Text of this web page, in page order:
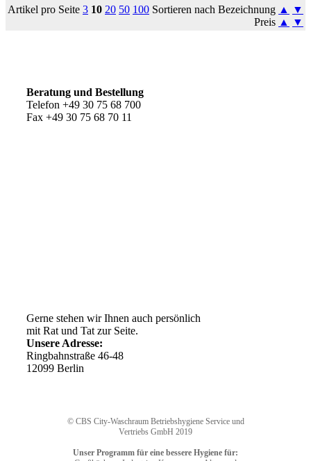
Artikel pro Seite 3 10 20 50 100 Sortieren nach Bezeichnung ▲
▼
Preis ▲ ▼
Beratung und Bestellung
Telefon +49 30 75 68 700
Fax +49 30 75 68 70 11
Gerne stehen wir Ihnen auch persönlich
mit Rat und Tat zur Seite.
Unsere Adresse:
Ringbahnstraße 46-48
12099 Berlin
© CBS City-Waschraum Betriebshygiene Service und
Vertriebs GmbH 2019
Unser Programm für eine bessere Hygiene für: